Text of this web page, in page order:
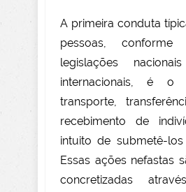
A primeira conduta
pessoas,
legislações
internacionais, é o
transporte,
recebimento de
intuito de submetê-
Essas ações nefastas
concretizadas